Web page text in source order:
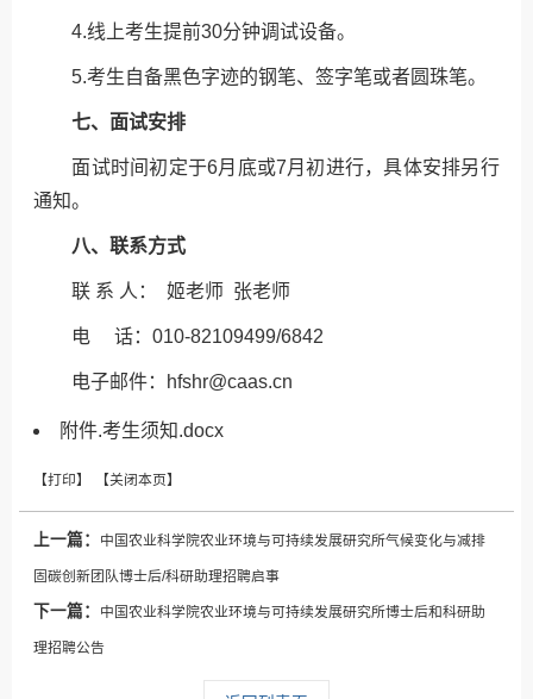
4.线上考生提前30分钟调试设备。
5.考生自备黑色字迹的钢笔、签字笔或者圆珠笔。
七、面试安排
面试时间初定于6月底或7月初进行，具体安排另行
通知。
八、联系方式
联 系 人： 姬老师 张老师
电 话：010-82109499/6842
电子邮件：hfshr@caas.cn
附件.考生须知.docx
上一篇： 中国农业科学院农业环境与可持续发展研究所气候变化与减排
固碳创新团队博士后/科研助理招聘启事
下一篇： 中国农业科学院农业环境与可持续发展研究所博士后和科研助
理招聘公告